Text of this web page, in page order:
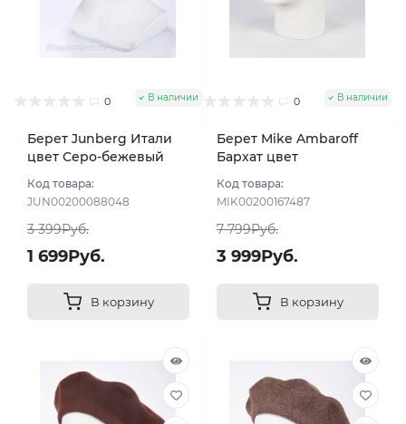
0 В наличии
Берет Junberg Итали
цвет Серо-бежевый
Код товара:
JUN00200088048
3 399Руб.
1 699Руб.
В корзину
0 В наличии
Берет Mike Ambaroff
Бархат цвет
Код товара:
MIK00200167487
7 799Руб.
3 999Руб.
В корзину